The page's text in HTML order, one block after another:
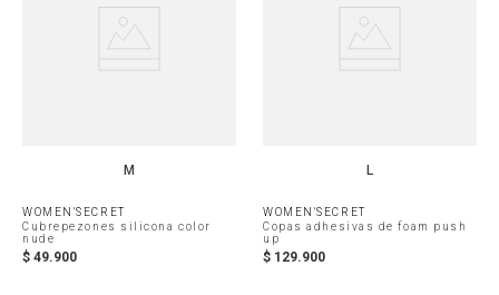
M
WOMEN'SECRET
Cubrepezones silicona color
nude
$ 49.900
L
WOMEN'SECRET
Copas adhesivas de foam push
up
$ 129.900